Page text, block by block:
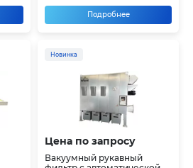
мелкам EcoWood CFS-200
OPT
Подробнее
Новинка
Цена по запросу
Вакуумный рукавный